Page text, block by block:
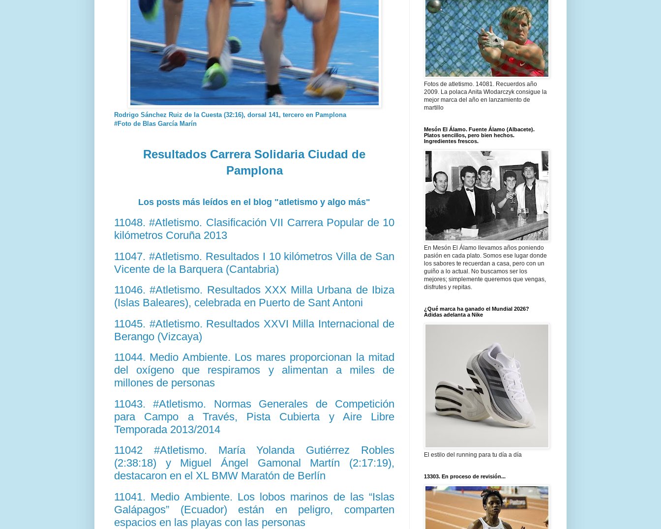
Rodrigo Sánchez Ruiz de la Cuesta (32:16), dorsal 141, tercero en Pamplona
#Foto de Blas García Marín
Resultados Carrera Solidaria Ciudad de
Pamplona
Los posts más leídos en el blog "atletismo y algo más"
11048. #Atletismo. Clasificación VII Carrera Popular de 10
kilómetros Coruña 2013
11047. #Atletismo. Resultados I 10 kilómetros Villa de San
Vicente de la Barquera (Cantabria)
11046. #Atletismo. Resultados XXX Milla Urbana de Ibiza
(Islas Baleares), celebrada en Puerto de Sant Antoni
11045. #Atletismo. Resultados XXVI Milla Internacional de
Berango (Vizcaya)
11044. Medio Ambiente. Los mares proporcionan la mitad
del oxígeno que respiramos y alimentan a miles de
millones de personas
11043. #Atletismo. Normas Generales de Competición
para Campo a Través, Pista Cubierta y Aire Libre
Temporada 2013/2014
11042 #Atletismo. María Yolanda Gutiérrez Robles
(2:38:18) y Miguel Ángel Gamonal Martín (2:17:19),
destacaron en el XL BMW Maratón de Berlín
11041. Medio Ambiente. Los lobos marinos de las “Islas
Galápagos” (Ecuador) están en peligro, comparten
espacios en las playas con las personas
Fotos de atletismo. 14081. Recuerdos año
2009. La polaca Anita Wlodarczyk consigue la
mejor marca del año en lanzamiento de
martillo
Mesón El Álamo. Fuente Álamo (Albacete).
Platos sencillos, pero bien hechos.
Ingredientes frescos.
En Mesón El Álamo llevamos años poniendo
pasión en cada plato. Somos ese lugar donde
los sabores te recuerdan a casa, pero con un
guiño a lo actual. No buscamos ser los
mejores; simplemente queremos que vengas,
disfrutes y repitas.
¿Qué marca ha ganado el Mundial 2026?
Adidas adelanta a Nike
El estilo del running para tu día a día
13303. En proceso de revisión...